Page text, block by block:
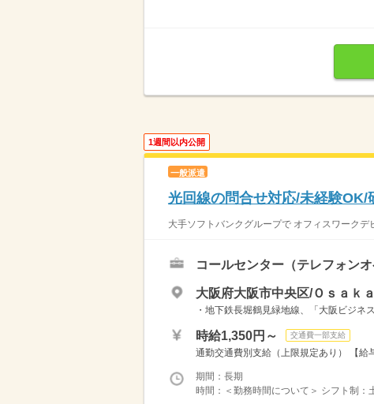
1週間以内公開
一般派遣
光回線の問合せ対応/未経験OK/
大手ソフトバンクグループで オフィスワーク
コールセンター（テレフォンオ
大阪府大阪市中央区/Ｏｓａｋ
・地下鉄長堀鶴見緑地線、「大阪ビジネ
時給1,350円～ 交通費一部支給
通勤交通費別支給（上限規定あり） 【給
期間：長期
時間：＜勤務時間について＞ シフト制：